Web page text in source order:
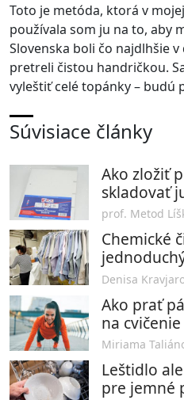
Toto je metóda, ktorá v
používala som ju na to, aby
Slovenska boli čo najdlhšie
pretreli čistou handričkou.
vyleštiť celé topánky – budú
Súvisiace články
Ako zložiť
skladovať
prof. Metod
Chemické
Denisa
Ako prať
na cvičenie
Miriama
Leštidlo
pre jemné